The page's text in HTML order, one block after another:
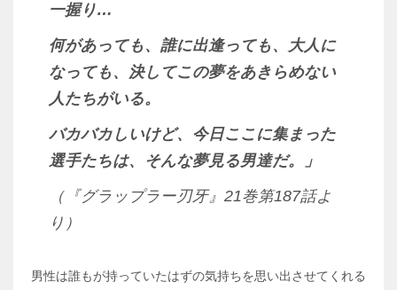
一握り…
何があっても、誰に出逢っても、大人に
なっても、決してこの夢をあきらめない
人たちがいる。
バカバカしいけど、今日ここに集まった
選手たちは、そんな夢見る男達だ。」
（『グラップラー刃牙』21巻第187話よ
り）
男性は誰もが持っていたはずの気持ちを思い出させてくれる